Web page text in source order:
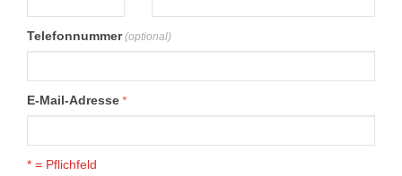
Telefonnummer (optional)
E-Mail-Adresse *
* = Pflichfeld